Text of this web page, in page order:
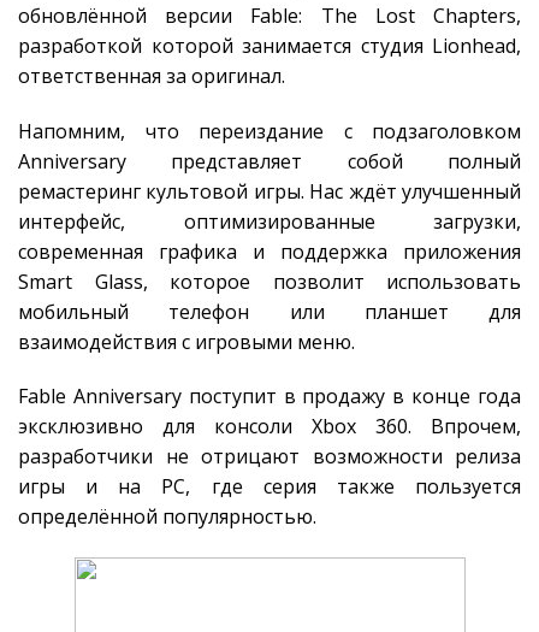
обновлённой версии Fable: The Lost Chapters,
разработкой которой занимается студия Lionhead,
ответственная за оригинал.
Напомним, что переиздание с подзаголовком
Anniversary представляет собой полный
ремастеринг культовой игры. Нас ждёт улучшенный
интерфейс, оптимизированные загрузки,
современная графика и поддержка приложения
Smart Glass, которое позволит использовать
мобильный телефон или планшет для
взаимодействия с игровыми меню.
Fable Anniversary поступит в продажу в конце года
эксклюзивно для консоли Xbox 360. Впрочем,
разработчики не отрицают возможности релиза
игры и на PC, где серия также пользуется
определённой популярностью.